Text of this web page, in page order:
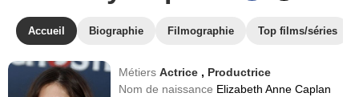
Accueil Biographie Filmographie Top films/séries
MétiersActrice , Productrice
Nom de naissance Elizabeth Anne Caplan